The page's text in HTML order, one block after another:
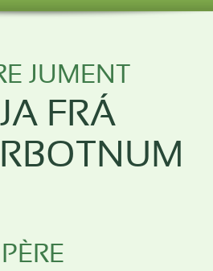
JUMENT
FRÁ
PÈRE